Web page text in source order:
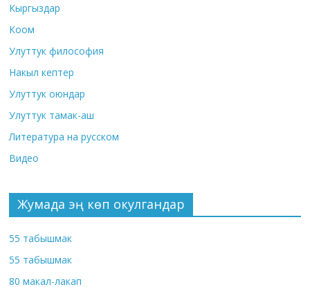
Кыргыздар
Коом
Улуттук философия
Накыл кептер
Улуттук оюндар
Улуттук тамак-аш
Литература на русском
Видео
Жумада эң көп окулгандар
55 табышмак
55 табышмак
80 макал-лакап